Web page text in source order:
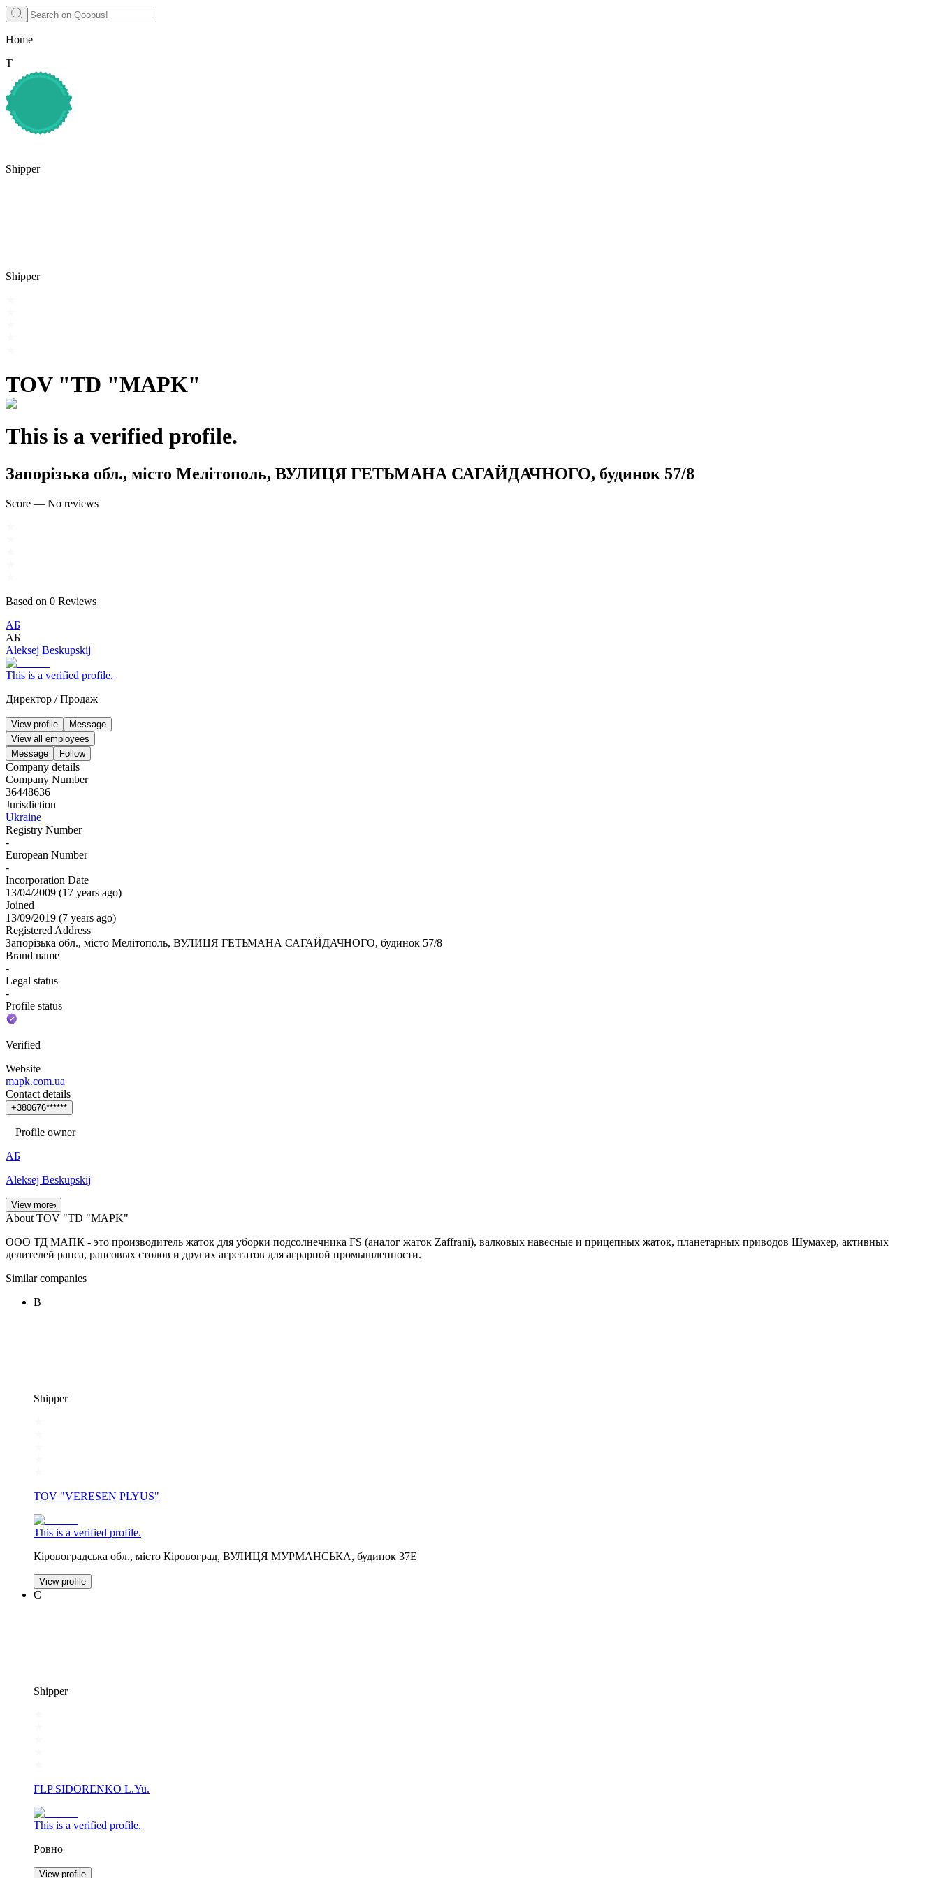
Home
Т
Shipper
Shipper
TOV "TD "MAPK"
This is a verified profile.
Запорізька обл., місто Мелітополь, ВУЛИЦЯ ГЕТЬМАНА САГАЙДАЧНОГО, будинок 57/8
Score — No reviews
Based on 0 Reviews
АБ
АБ
Aleksej Beskupskij
This is a verified profile.
Директор /Продаж
View profile
Message
View all employees
Message
Follow
Company details
Company Number
36448636
Jurisdiction
Ukraine
Registry Number
-
European Number
-
Incorporation Date
13/04/2009 (17 years ago)
Joined
13/09/2019 (7 years ago)
Registered Address
Запорізька обл., місто Мелітополь, ВУЛИЦЯ ГЕТЬМАНА САГАЙДАЧНОГО, будинок 57/8
Brand name
-
Legal status
-
Profile status
Verified
Website
mapk.com.ua
Contact details
+380676******
Profile owner
АБ
Aleksej Beskupskij
View more
About TOV "TD "MAPK"
ООО ТД МАПК - это производитель жаток для уборки подсолнечника FS (аналог жаток Zaffrani), валковых навесные и прицепных жаток, планетарных приводов Шумахер, активных
делителей рапса, рапсовых столов и других агрегатов для аграрной промышленности.
Similar companies
В
Shipper
TOV "VERESEN PLYUS"
This is a verified profile.
Кіровоградська обл., місто Кіровоград, ВУЛИЦЯ МУРМАНСЬКА, будинок 37Е
View profile
С
Shipper
FLP SIDORENKO L.Yu.
This is a verified profile.
Ровно
View profile